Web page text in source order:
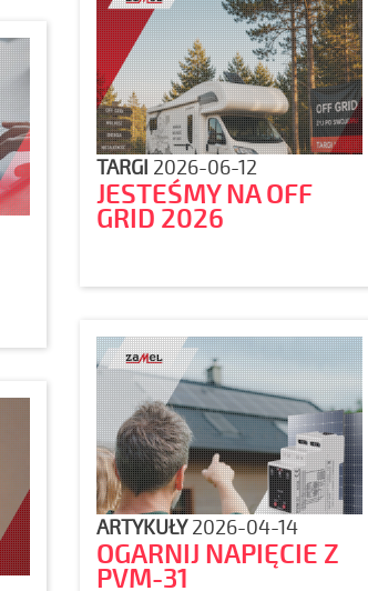
TARGI 2026-06-12
JESTEŚMY NA OFF
GRID 2026
ARTYKUŁY2026-04-14
OGARNIJ NAPIĘCIE Z
PVM-31